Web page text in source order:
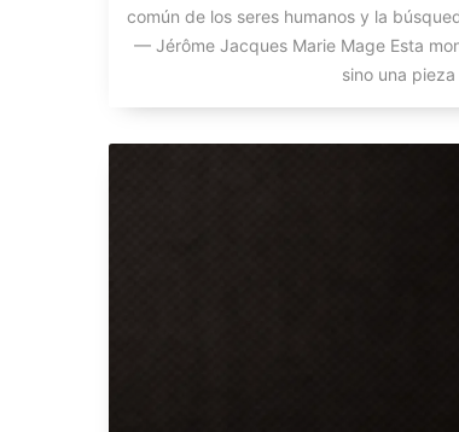
común de los seres humanos y la
— Jérôme Jacques Marie Mage Esta
sino una